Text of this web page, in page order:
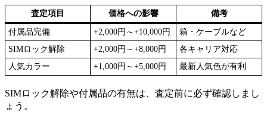
査定項目 価格への影響 備考
付属品完備 +2,000円～+10,000円
箱・ケーブルなど
SIMロック解除
+2,000円～+8,000円
各キャリア対応
人気カラー
+1,000円～+5,000円 最新人気色が有利
SIMロック解除や付属品の有無は、査定前に必ず確認しまし
ょう。